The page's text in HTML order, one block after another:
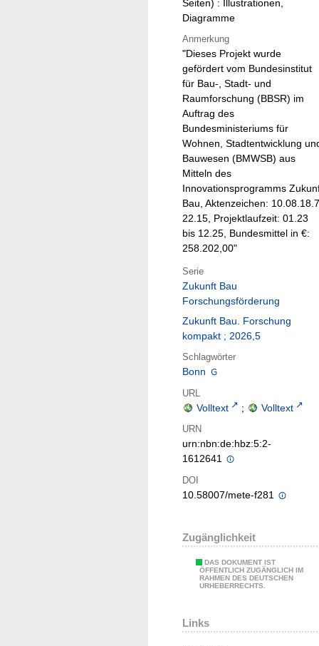
Seiten) : Illustrationen,
Diagramme
Anmerkung
"Dieses Projekt wurde
gefördert vom Bundesinstitut
für Bau-, Stadt- und
Raumforschung (BBSR) im
Auftrag des
Bundesministeriums für
Wohnen, Stadtentwicklung
Bauwesen (BMWSB) aus
Mitteln des
Innovationsprogramms
Bau, Aktenzeichen:
22.15, Projektlaufzeit: 01.23
bis 12.25, Bundesmittel in €:
258.202,00"
Serie
Zukunft Bau
Forschungsförderung
Zukunft Bau. Forschung
kompakt ; 2026,5
Schlagwörter
Bonn
URL
Volltext ; Volltext
URN
urn:nbn:de:hbz:5:2-
1612641
DOI
10.58007/mete-f281
Zugänglichkeit
DAS DOKUMENT IST
ÖFFENTLICH ZUGÄNGLICH IM
RAHMEN DES DEUTSCHEN
URHEBERRECHTS.
Links